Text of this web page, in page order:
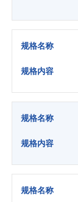
规格名称
规格内容
规格名称
规格内容
规格名称